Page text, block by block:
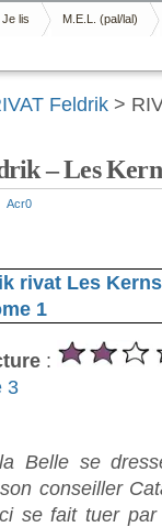
Je lis M.E.L. (pal/lal)
Feldrik >
– Les
Acr0
:
3
la Belle se
conseiller
se fait tuer